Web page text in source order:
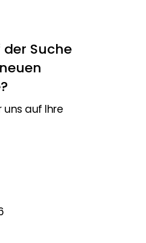
der Suche
uns auf Ihre